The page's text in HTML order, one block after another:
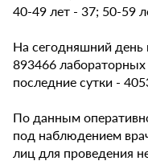
40-49 лет - 37; 50-59
На сегодняшний день
893466 лабораторных
последние сутки -
По данным
под наблюдением
лиц для проведения